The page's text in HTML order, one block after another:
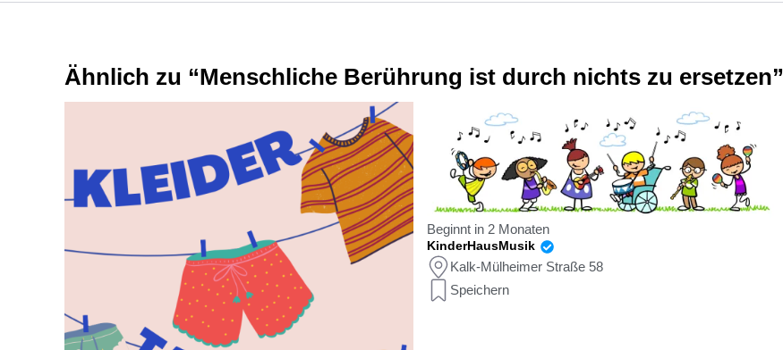
Ähnlich zu “Menschliche Berührung ist durch nichts zu ersetzen”
Beginnt in 2 Monaten
KinderHausMusik
Kalk-Mülheimer Straße 58
Speichern